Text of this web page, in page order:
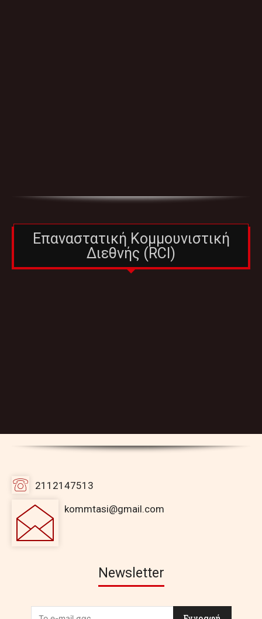
Επαναστατική Κομμουνιστική
Διεθνής (RCI)
2112147513
kommtasi@gmail.com
Newsletter